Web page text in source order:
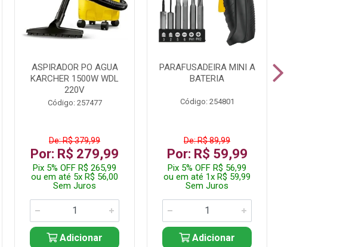
ASPIRADOR PO AGUA
KARCHER 1500W WDL
220V
Código: 257477
De: R$ 379,99
Por: R$ 279,99
Pix 5% OFF R$ 265,99
ou em até 5x R$ 56,00
Sem Juros
Adicionar
PARAFUSADEIRA MINI A
BATERIA
Código: 254801
De: R$ 89,99
Por: R$ 59,99
Pix 5% OFF R$ 56,99
ou em até 1x R$ 59,99
Sem Juros
Adicionar